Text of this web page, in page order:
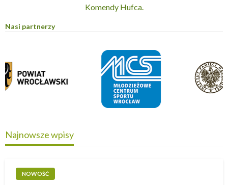
Komendy Hufca.
Nasi partnerzy
Najnowsze wpisy
NOWOŚĆ